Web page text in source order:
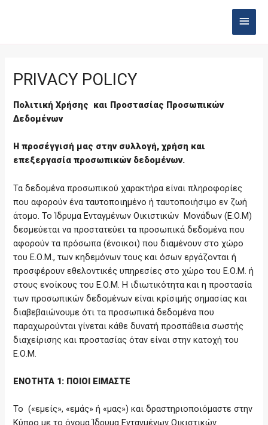
PRIVACY POLICY
Πολιτική Χρήσης και Προστασίας Προσωπικών
Δεδομένων
Η προσέγγισή μας στην συλλογή, χρήση και
επεξεργασία προσωπικών δεδομένων.
Τα δεδομένα προσωπικού χαρακτήρα είναι πληροφορίες
που αφορούν ένα ταυτοποιημένο ή ταυτοποιήσιμο εν ζωή
άτομο. To Ίδρυμα Ενταγμένων Οικιστικών Μονάδων (Ε.Ο.Μ)
δεσμεύεται να προστατεύει τα προσωπικά δεδομένα που
αφορούν τα πρόσωπα (ένοικοι) που διαμένουν στο χώρο
του Ε.Ο.Μ., των κηδεμόνων τους και όσων εργάζονται ή
προσφέρουν εθελοντικές υπηρεσίες στο χώρο του Ε.Ο.Μ. ή
στους ενοίκους του Ε.Ο.Μ. Η ιδιωτικότητα και η προστασία
των προσωπικών δεδομένων είναι κρίσιμής σημασίας και
διαβεβαιώνουμε ότι τα προσωπικά δεδομένα που
παραχωρούνται γίνεται κάθε δυνατή προσπάθεια σωστής
διαχείρισης και προστασίας όταν είναι στην κατοχή του
Ε.Ο.Μ.
ΕΝΟΤΗΤΑ 1: ΠΟΙΟΙ ΕΙΜΑΣΤΕ
Το («εμείς», «εμάς» ή «μας») και δραστηριοποιόμαστε στην